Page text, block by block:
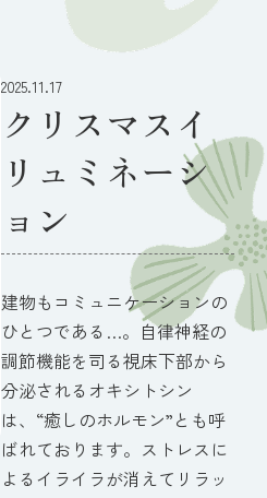
2025.11.17
クリスマスイ
リュミネーシ
ョン
建物もコミュニケーションの
ひとつである…。自律神経の
調節機能を司る視床下部から
分泌されるオキシトシン
は、“癒しのホルモン”とも呼
ばれております。ストレスに
よるイライラが消えてリラッ